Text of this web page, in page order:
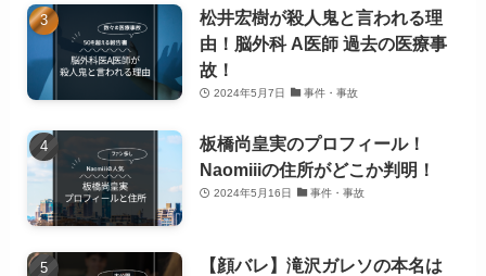
松井宏樹が殺人鬼と言われる理
由！脳外科 A医師 過去の医療事
故！
2024年5月7日 事件・事故
板橋尚皇実のプロフィール！
Naomiiiの住所がどこか判明！
2024年5月16日 事件・事故
【顔バレ】滝沢ガレソの本名は